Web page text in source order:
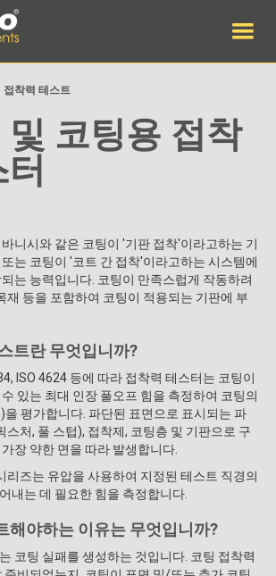
접착력 테스트
코팅용 접착
니시와 같은 코팅이 '기판 접착'이라고하는 기
는 코팅이 '코트 간 접착'이라고하는 시스템에
는 능력입니다. 코팅이 만족스럽게 작동하려
재 등을 포함하여 코팅이 적용되는 기판에 부
트란 무엇입니까?
ISO 4624 등에 따라 접착력 테스터는 코팅이
있는 최대 인장 풀오프 힘을 측정하여 코팅의
평가합니다. 파단된 표면으로 표시되는 파
스처, 풀 스텁), 접착제, 코팅층 및 기판으로 구
장 약한 면을 따라 발생합니다.
리즈는 유압을 사용하여 지정된 테스트 직경의
내는 데 필요한 힘을 측정합니다.
해야하는 이유는 무엇입니까?
코팅 실패를 생성하는 것입니다. 코팅 접착력